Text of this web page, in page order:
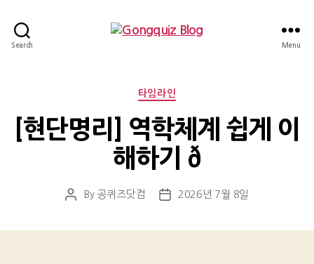
Search Menu
Categories
타임라인
[현단명리] 역학체계 쉽게 이
해하기 ð
PostBy 공퀴즈닷컴
Post2026년 7월 8일